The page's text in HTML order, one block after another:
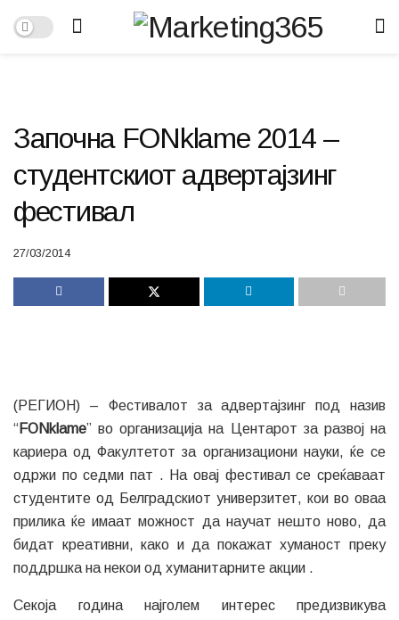
Започна FONklame 2014 –
студентскиот адвертајзинг
фестивал
27/03/2014
(РЕГИОН) – Фестивалот за адвертајзинг под назив
“FONklame” во организација на Центарот за развој на
кариера од Факултетот за организациони науки, ќе се
одржи по седми пат . На овај фестивал се среќаваат
студентите од Белградскиот универзитет, кои во оваа
прилика ќе имаат можност да научат нешто ново, да
бидат креативни, како и да покажат хуманост преку
поддршка на некои од хуманитарните акции .
Секоја година најголем интерес предизвикува